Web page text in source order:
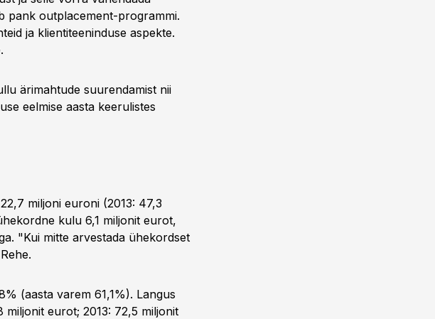
pank outplacement-programmi.
ja klientiteeninduse aspekte.
ärimahtude suurendamist nii
eelmise aasta keerulistes
miljoni euroni (2013: 47,3
kulu 6,1 miljonit eurot,
"Kui mitte arvestada ühekordset
(aasta varem 61,1%). Langus
miljonit eurot; 2013: 72,5 miljonit